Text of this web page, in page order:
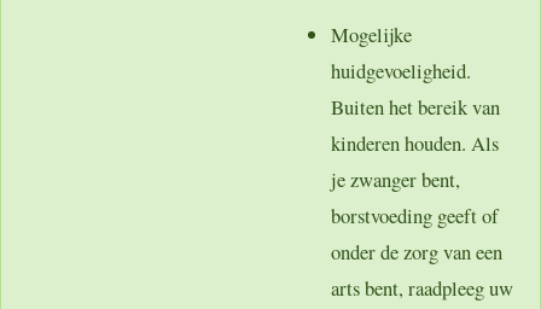
Mogelijke
huidgevoeligheid.
Buiten het bereik van
kinderen houden. Als
je zwanger bent,
borstvoeding geeft of
onder de zorg van een
arts bent, raadpleeg uw